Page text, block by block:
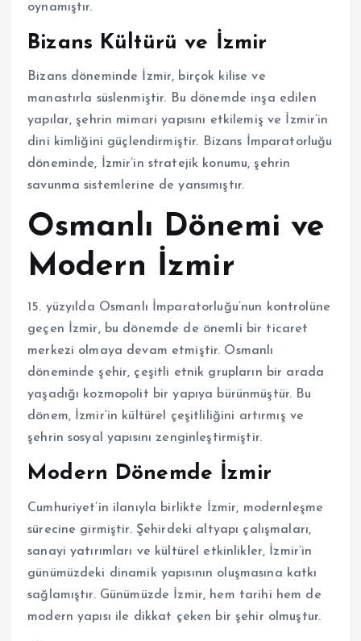
oynamıştır.
Bizans Kültürü ve İzmir
Bizans döneminde İzmir, birçok kilise ve
manastırla süslenmiştir. Bu dönemde inşa edilen
yapılar, şehrin mimari yapısını etkilemiş ve İzmir’in
dini kimliğini güçlendirmiştir. Bizans İmparatorluğu
döneminde, İzmir’in stratejik konumu, şehrin
savunma sistemlerine de yansımıştır.
Osmanlı Dönemi ve
Modern İzmir
15. yüzyılda Osmanlı İmparatorluğu’nun kontrolüne
geçen İzmir, bu dönemde de önemli bir ticaret
merkezi olmaya devam etmiştir. Osmanlı
döneminde şehir, çeşitli etnik grupların bir arada
yaşadığı kozmopolit bir yapıya bürünmüştür. Bu
dönem, İzmir’in kültürel çeşitliliğini artırmış ve
şehrin sosyal yapısını zenginleştirmiştir.
Modern Dönemde İzmir
Cumhuriyet’in ilanıyla birlikte İzmir, modernleşme
sürecine girmiştir. Şehirdeki altyapı çalışmaları,
sanayi yatırımları ve kültürel etkinlikler, İzmir’in
günümüzdeki dinamik yapısının oluşmasına katkı
sağlamıştır. Günümüzde İzmir, hem tarihi hem de
modern yapısı ile dikkat çeken bir şehir olmuştur.